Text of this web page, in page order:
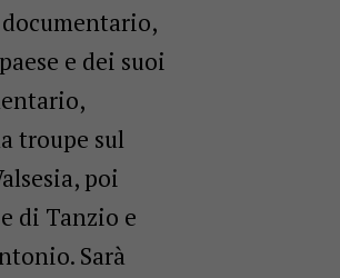
e dei suoi
troupe sul
poi
di Tanzio e
Sarà